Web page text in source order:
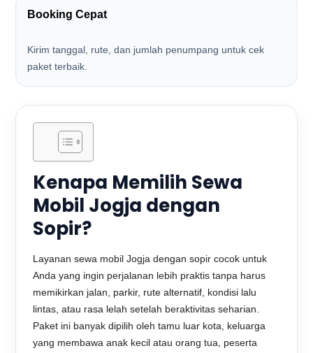
Booking Cepat
Kirim tanggal, rute, dan jumlah penumpang untuk cek
paket terbaik.
Kenapa Memilih Sewa
Mobil Jogja dengan
Sopir?
Layanan sewa mobil Jogja dengan sopir cocok untuk
Anda yang ingin perjalanan lebih praktis tanpa harus
memikirkan jalan, parkir, rute alternatif, kondisi lalu
lintas, atau rasa lelah setelah beraktivitas seharian.
Paket ini banyak dipilih oleh tamu luar kota, keluarga
yang membawa anak kecil atau orang tua, peserta